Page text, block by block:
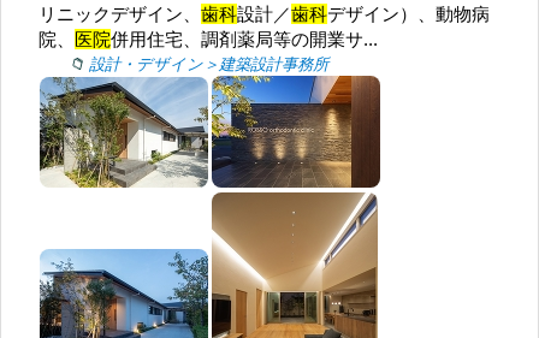
リニックデザイン、歯科設計／歯科デザイン）、動物病
院、 医院併用住宅、調剤薬局等の開業サ...
設計・デザイン＞建築設計事務所